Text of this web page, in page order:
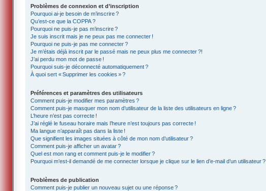
Problèmes de connexion et d’inscription
Pourquoi ai-je besoin de m’inscrire ?
Qu’est-ce que la COPPA ?
Pourquoi ne puis-je pas m’inscrire ?
Je suis inscrit mais je ne peux pas me connecter !
Pourquoi ne puis-je pas me connecter ?
Je m’étais déjà inscrit par le passé mais ne peux plus me connecter ?!
J’ai perdu mon mot de passe !
Pourquoi suis-je déconnecté automatiquement ?
À quoi sert « Supprimer les cookies » ?
Préférences et paramètres des utilisateurs
Comment puis-je modifier mes paramètres ?
Comment puis-je masquer mon nom d’utilisateur de la liste des utilisateurs en ligne ?
L’heure n’est pas correcte !
J’ai réglé le fuseau horaire mais l’heure n’est toujours pas correcte !
Ma langue n’apparaît pas dans la liste !
Que signifient les images situées à côté de mon nom d’utilisateur ?
Comment puis-je afficher un avatar ?
Quel est mon rang et comment puis-je le modifier ?
Pourquoi m’est-il demandé de me connecter lorsque je clique sur le lien d’e-mail d’un utilisateur ?
Problèmes de publication
Comment puis-je publier un nouveau sujet ou une réponse ?